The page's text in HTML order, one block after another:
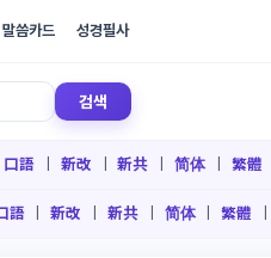
말씀카드 성경필사
검색
口語 新改 新共 简体 繁體
語 新改 新共 简体 繁體